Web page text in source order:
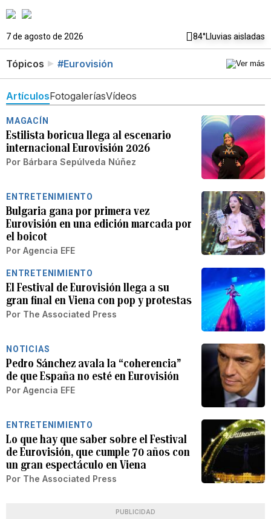
7 de agosto de 2026 84°Lluvias aisladas
Tópicos #Eurovisión
ArtículosFotogaleríasVídeos
MAGACÍN
Estilista boricua llega al escenario
internacional Eurovisión 2026
Por Bárbara Sepúlveda Núñez
ENTRETENIMIENTO
Bulgaria gana por primera vez
Eurovisión en una edición marcada por
el boicot
Por Agencia EFE
ENTRETENIMIENTO
El Festival de Eurovisión llega a su
gran final en Viena con pop y protestas
Por The Associated Press
NOTICIAS
Pedro Sánchez avala la “coherencia”
de que España no esté en Eurovisión
Por Agencia EFE
ENTRETENIMIENTO
Lo que hay que saber sobre el Festival
de Eurovisión, que cumple 70 años con
un gran espectáculo en Viena
Por The Associated Press
PUBLICIDAD